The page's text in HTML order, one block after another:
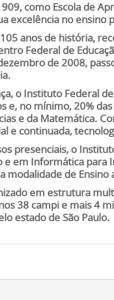
como Escola de
excelência no ensino
anos de história,
Federal de
de 2008,
o Instituto Federal
e, no mínimo, 20%
e da Matemática.
e continuada,
presenciais, o
e em Informática para
modalidade de Ensino
em estrutura
38 campi e mais 4
estado de São Paulo.